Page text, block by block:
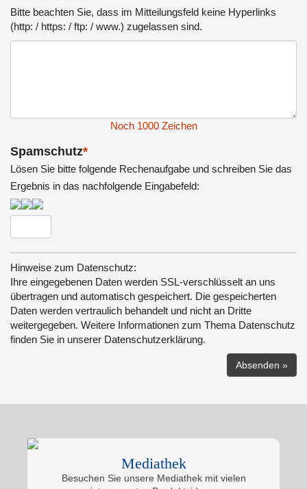
Bitte beachten Sie, dass im Mitteilungsfeld keine Hyperlinks
(http: / https: / ftp: / www.) zugelassen sind.
Noch 1000Zeichen
Spamschutz*
Lösen Sie bitte folgende Rechenaufgabe und schreiben Sie das
Ergebnis in das nachfolgende Eingabefeld:
Hinweise zum Datenschutz:
Ihre eingegebenen Daten werden SSL-verschlüsselt an uns
übertragen und automatisch gespeichert. Die gespeicherten
Daten werden vertraulich behandelt und nicht an Dritte
weitergegeben. Weitere Informationen zum Thema Datenschutz
finden Sie in unserer Datenschutzerklärung.
Mediathek
Besuchen Sie unsere Mediathek mit vielen